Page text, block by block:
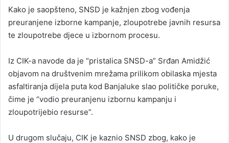
Kako je saopšteno, SNSD je kažnjen zbog vođenja
preuranjene izborne kampanje, zloupotrebe javnih resursa
te zloupotrebe djece u izbornom procesu.
Iz CIK-a navode da je “pristalica SNSD-a” Srđan Amidžić
objavom na društvenim mrežama prilikom obilaska mjesta
asfaltiranja dijela puta kod Banjaluke slao političke poruke,
čime je “vodio preuranjenu izbornu kampanju i
zloupotrijebio resurse”.
U drugom slučaju, CIK je kaznio SNSD zbog, kako je